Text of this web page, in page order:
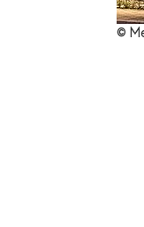
©